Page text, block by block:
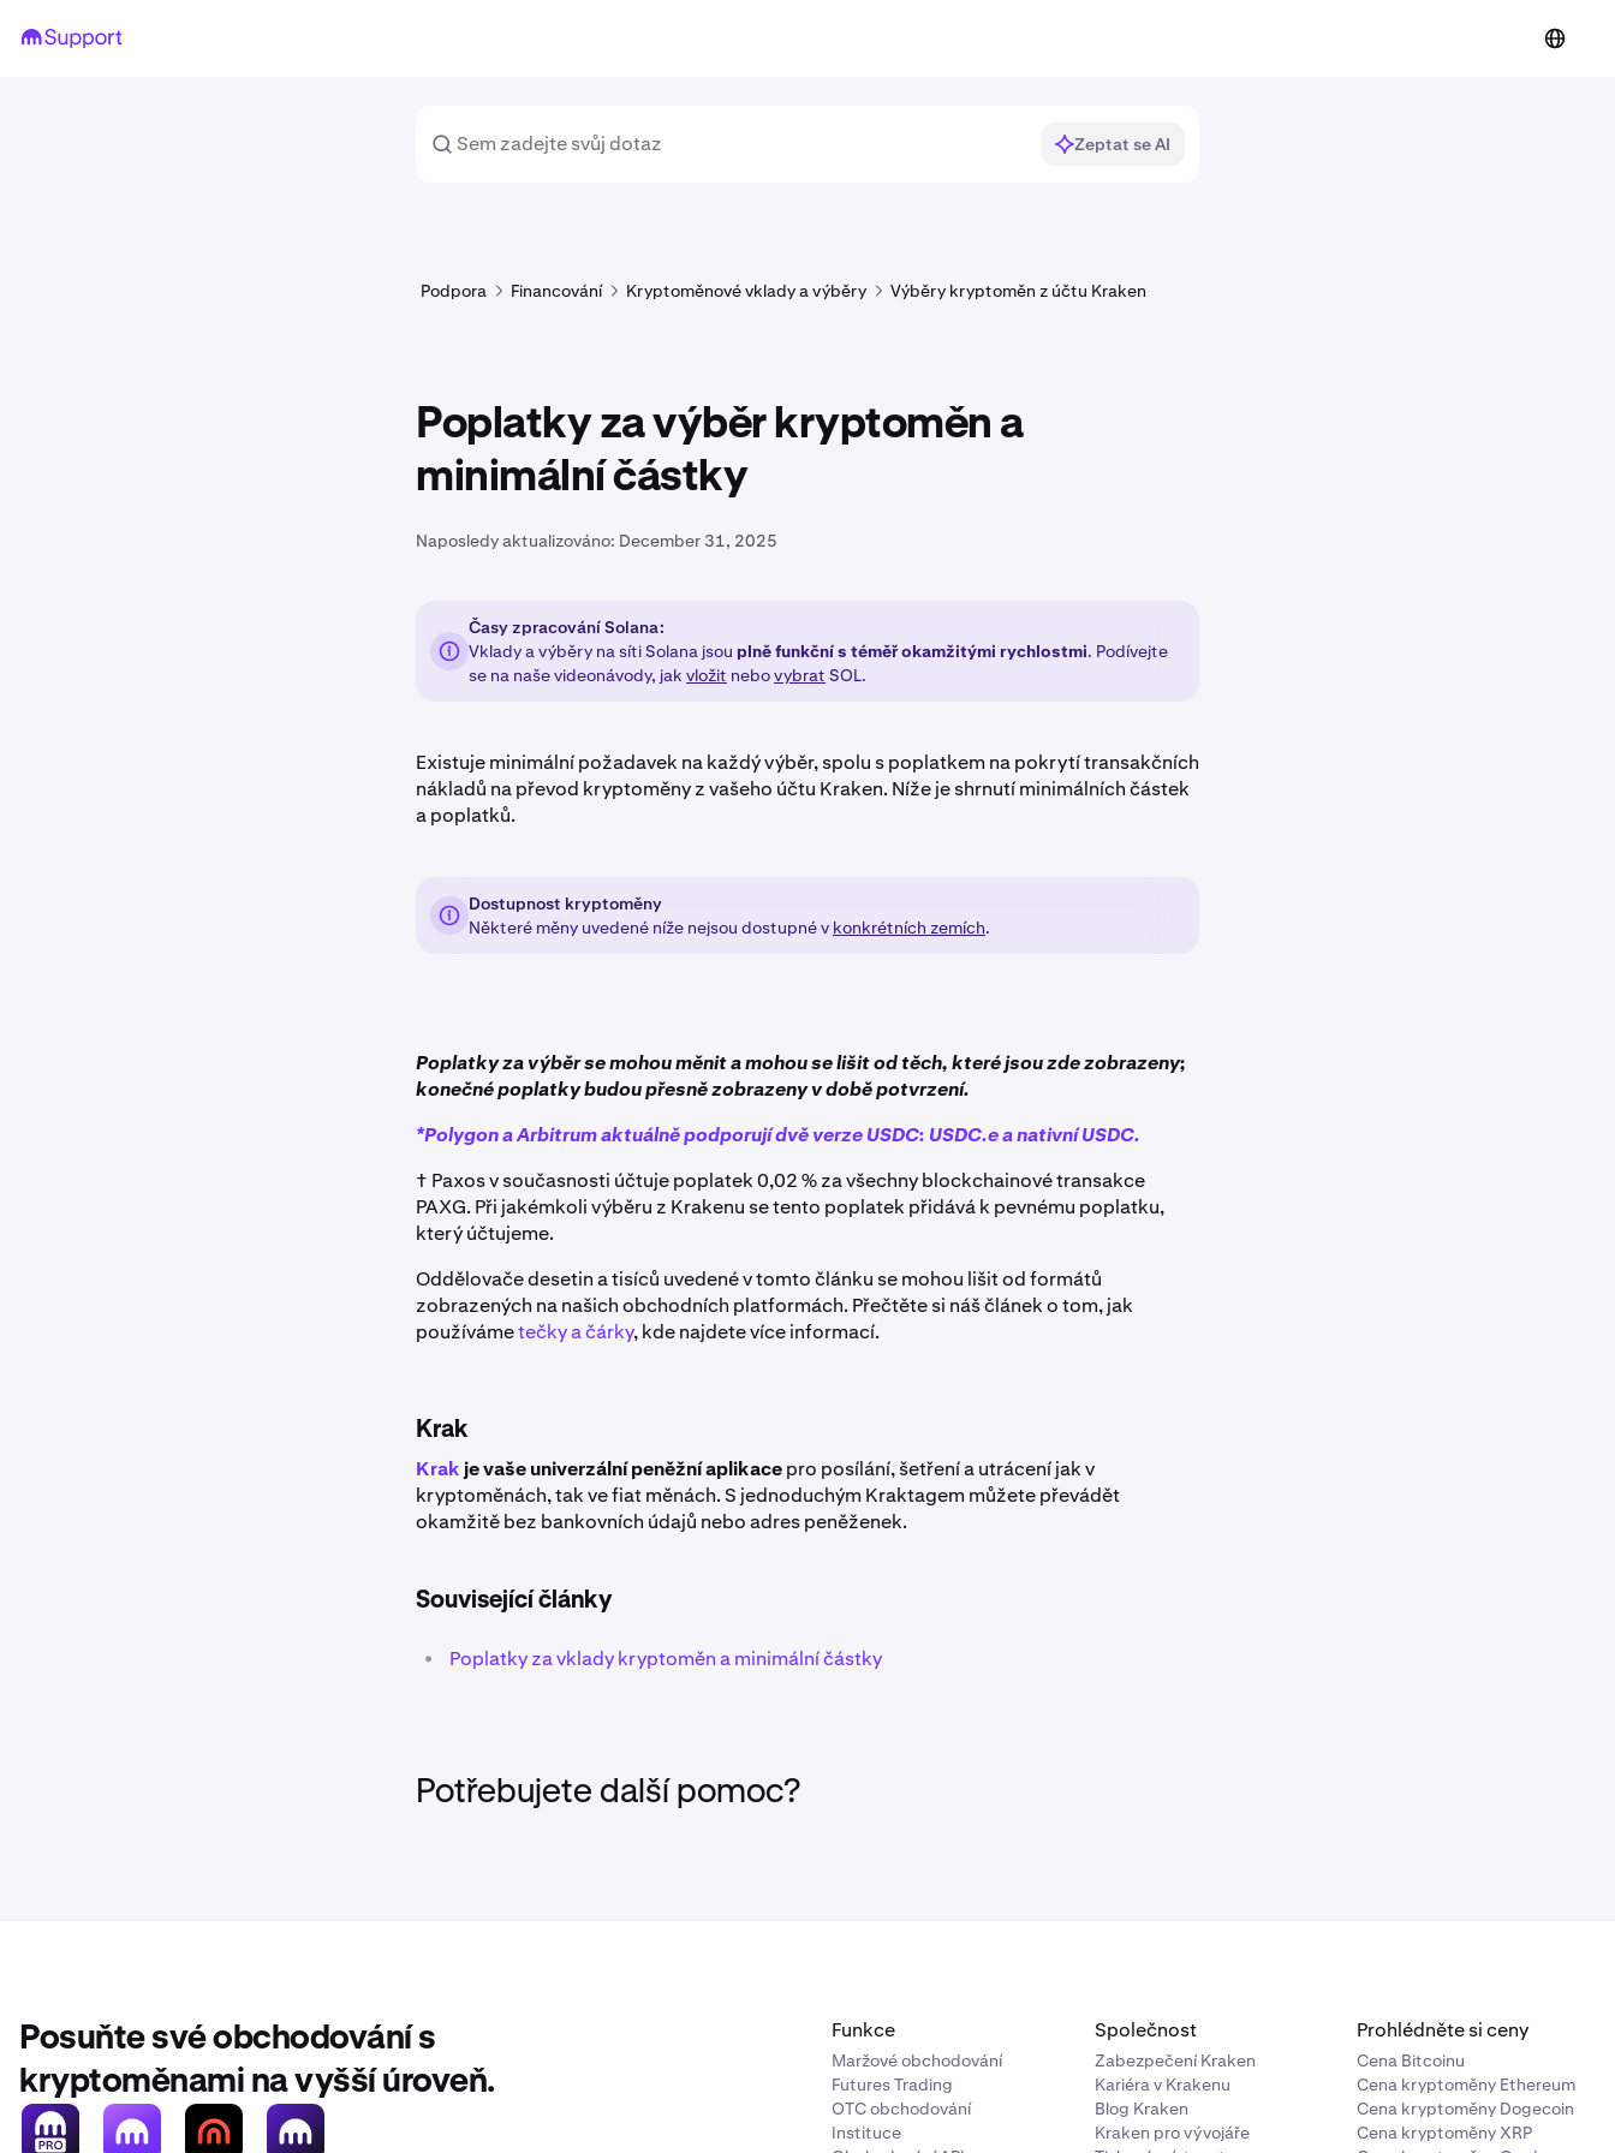
Zeptat se AI
Podpora Financování Kryptoměnové vklady a výběry Výběry kryptoměn z účtu Kraken
Poplatky za výběr kryptoměn a
minimální částky
Naposledy aktualizováno: December 31, 2025
Časy zpracování Solana:
Vklady a výběry na síti Solana jsou plně funkční s téměř okamžitými rychlostmi. Podívejte
se na naše videonávody, jak vložit nebovybrat SOL.
Existuje minimální požadavek na každý výběr, spolu s poplatkem na pokrytí transakčních
nákladů na převod kryptoměny z vašeho účtu Kraken. Níže je shrnutí minimálních částek
a poplatků.
Dostupnost kryptoměny
Některé měny uvedené níže nejsou dostupné v konkrétních zemích.
Poplatky za výběr se mohou měnit a mohou se lišit od těch, které jsou zde zobrazeny;
konečné poplatky budou přesně zobrazeny v době potvrzení.
*Polygon a Arbitrum aktuálně podporují dvě verze USDC: USDC.e a nativní USDC.
† Paxos v současnosti účtuje poplatek 0,02 % za všechny blockchainové transakce
PAXG. Při jakémkoli výběru z Krakenu se tento poplatek přidává k pevnému poplatku,
který účtujeme.
Oddělovače desetin a tisíců uvedené v tomto článku se mohou lišit od formátů
zobrazených na našich obchodních platformách. Přečtěte si náš článek o tom, jak
používámetečky a čárky, kde najdete více informací.
Krak
Krak je vaše univerzální peněžní aplikacepro posílání, šetření a utrácení jak v
kryptoměnách, tak ve fiat měnách. S jednoduchým Kraktagem můžete převádět
okamžitě bez bankovních údajů nebo adres peněženek.
Související články
• Poplatky za vklady kryptoměn a minimální částky
Potřebujete další pomoc?
Posuňte své obchodování s
kryptoměnami na vyšší úroveň.
Funkce
Maržové obchodování
Futures Trading
OTC obchodování
Instituce
Společnost
Zabezpečení Kraken
Kariéra v Krakenu
Blog Kraken
Kraken pro vývojáře
Prohlédněte si ceny
Cena Bitcoinu
Cena kryptoměny Ethereum
Cena kryptoměny Dogecoin
Cena kryptoměny XRP